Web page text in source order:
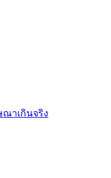
าเกินจริง